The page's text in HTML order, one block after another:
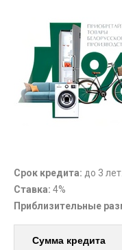
Срок кредита: до 3 лет.
Ставка: 4%
Приблизительные
Сумма кредита